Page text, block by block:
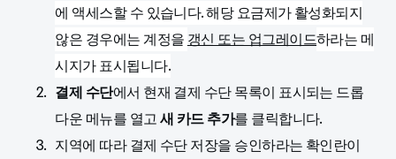
에 액세스할 수 있습니다. 해당 요금제가 활성화되지
않은 경우에는 계정을갱신 또는 업그레이드하라는 메
시지가 표시됩니다.
결제 수단에서 현재 결제 수단 목록이 표시되는 드롭
다운 메뉴를 열고새 카드 추가를 클릭합니다.
지역에 따라 결제 수단 저장을 승인하라는 확인란이